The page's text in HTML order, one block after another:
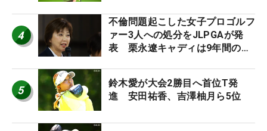
4
不倫問題起こした女子プロゴルフ
ァー3人への処分をJLPGAが発
表 栗永遼キャディは9年間の立
5
鈴木愛が大会2勝目へ首位T発
進 安田祐香、吉澤柚月ら5位